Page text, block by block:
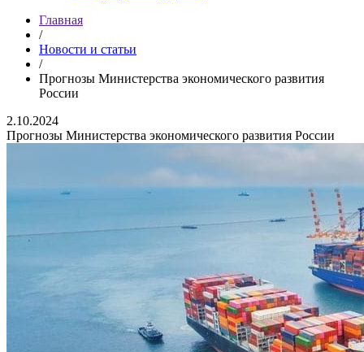
Главная
/
Новости и статьи
/
Прогнозы Министерства экономического развития
России
2.10.2024
Прогнозы Министерства экономического развития России